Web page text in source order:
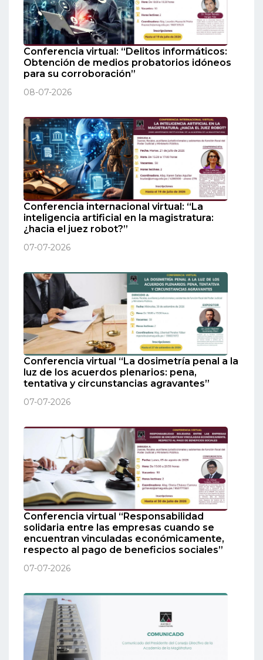
Conferencia virtual: “Delitos informáticos:
Obtención de medios probatorios idóneos
para su corroboración”
08-07-2026
Conferencia internacional virtual: “La
inteligencia artificial en la magistratura:
¿hacia el juez robot?”
07-07-2026
Conferencia virtual “La dosimetría penal a la
luz de los acuerdos plenarios: pena,
tentativa y circunstancias agravantes”
07-07-2026
Conferencia virtual “Responsabilidad
solidaria entre las empresas cuando se
encuentran vinculadas económicamente,
respecto al pago de beneficios sociales”
07-07-2026